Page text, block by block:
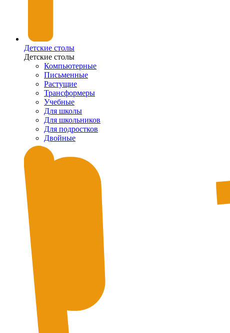
Детские столы
Детские столы
Компьютерные
Письменные
Растущие
Трансформеры
Учебные
Для школы
Для школьников
Для подростков
Двойные